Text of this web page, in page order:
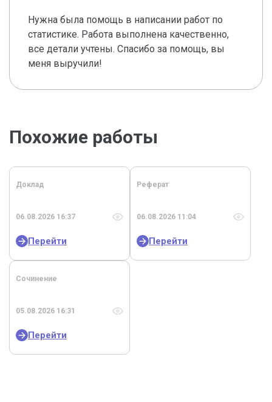
Нужна была помощь в написании работ по
статистике. Работа выполнена качественно,
все детали учтены. Спасибо за помощь, вы
меня выручили!
Похожие работы
Доклад
06.08.2026 16:37
Перейти
Реферат
06.08.2026 11:04
Перейти
Сочинение
05.08.2026 16:31
Перейти